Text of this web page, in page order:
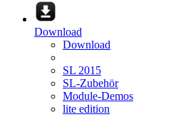
Download
Download
SL 2015
SL-Zubehör
Module-Demos
lite edition